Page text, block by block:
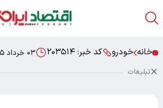
خانه خودرو کد خبر: ۲۰۳۵۱۴ ۰۳ خرداد ۱۴۰۵ ۰۹:۰۰
تبلیغات